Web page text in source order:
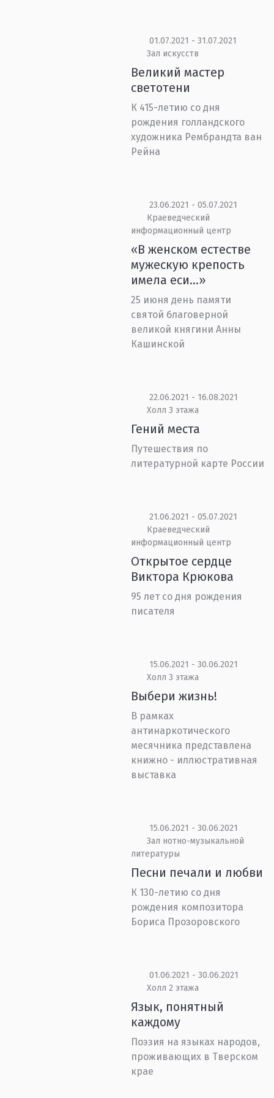
01.07.2021 - 31.07.2021
Зал искусств
Великий мастер
светотени
К 415-летию со дня
рождения голландского
художника Рембрандта ван
Рейна
23.06.2021 - 05.07.2021
Краеведческий
информационный центр
«В женском естестве
мужескую крепость
имела еси...»
25 июня день памяти
святой благоверной
великой княгини Анны
Кашинской
22.06.2021 - 16.08.2021
Холл 3 этажа
Гений места
Путешествия по
литературной карте России
21.06.2021 - 05.07.2021
Краеведческий
информационный центр
Открытое сердце
Виктора Крюкова
95 лет со дня рождения
писателя
15.06.2021 - 30.06.2021
Холл 3 этажа
Выбери жизнь!
В рамках
антинаркотического
месячника представлена
книжно - иллюстративная
выставка
15.06.2021 - 30.06.2021
Зал нотно-музыкальной
литературы
Песни печали и любви
К 130-летию со дня
рождения композитора
Бориса Прозоровского
01.06.2021 - 30.06.2021
Холл 2 этажа
Язык, понятный
каждому
Поэзия на языках народов,
проживающих в Тверском
крае